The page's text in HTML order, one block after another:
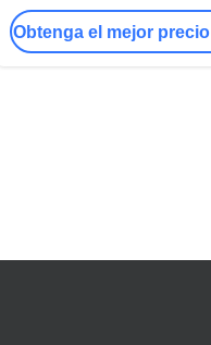
teléfono derecho de las
estaciones con teledirigido
Obtenga el mejor precio